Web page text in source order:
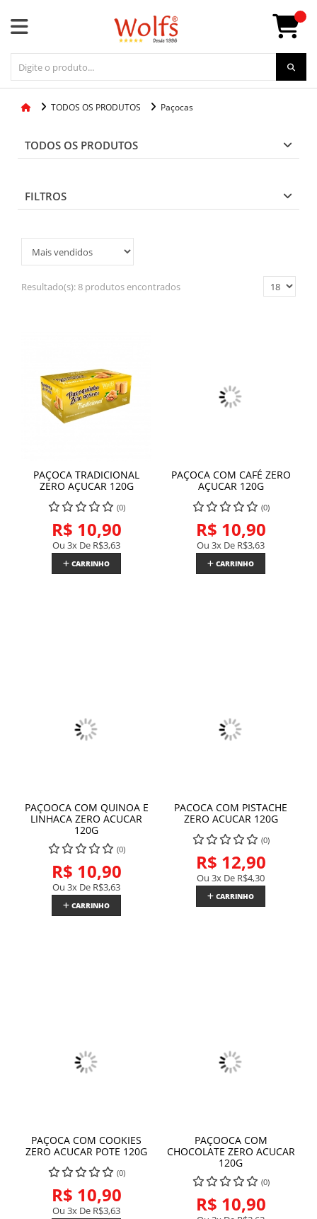
TODOS OS PRODUTOS Paçocas
TODOS OS PRODUTOS
FILTROS
Resultado(s):8 produtos encontrados
PAÇOCA TRADICIONAL
ZERO AÇUCAR 120G
(0)
R$ 10,90
Ou 3x De R$3,63
CARRINHO
PAÇOCA COM CAFÉ ZERO
AÇUCAR 120G
(0)
R$ 10,90
Ou 3x De R$3,63
CARRINHO
PAÇOOCA COM QUINOA E
LINHACA ZERO ACUCAR
120G
(0)
R$ 10,90
Ou 3x De R$3,63
CARRINHO
PACOCA COM PISTACHE
ZERO ACUCAR 120G
(0)
R$ 12,90
Ou 3x De R$4,30
CARRINHO
PAÇOCA COM COOKIES
ZERO ACUCAR POTE 120G
(0)
R$ 10,90
Ou 3x De R$3,63
PAÇOOCA COM
CHOCOLATE ZERO ACUCAR
120G
(0)
R$ 10,90